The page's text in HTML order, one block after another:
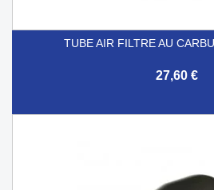
TUBE AIR FILTRE AU
27,60 €